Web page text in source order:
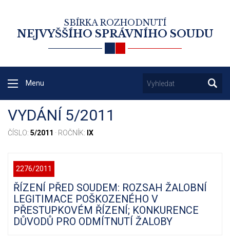
SBÍRKA ROZHODNUTÍ
NEJVYŠŠÍHO SPRÁVNÍHO SOUDU
Menu
VYDÁNÍ 5/2011
ČÍSLO: 5/2011 · ROČNÍK: IX
2276/2011
ŘÍZENÍ PŘED SOUDEM: ROZSAH ŽALOBNÍ
LEGITIMACE POŠKOZENÉHO V
PŘESTUPKOVÉM ŘÍZENÍ; KONKURENCE
DŮVODŮ PRO ODMÍTNUTÍ ŽALOBY